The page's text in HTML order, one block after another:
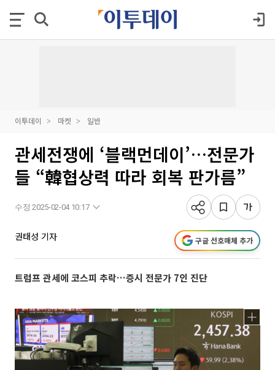
이투데이 마켓 일반
관세전쟁에 ‘블랙먼데이’…전문가
들 “韓협상력 따라 회복 판가름”
수정 2025-02-04 10:17
권태성 기자 구글 선호매체 추가
트럼프 관세에 코스피 추락…증시 전문가 7인 진단